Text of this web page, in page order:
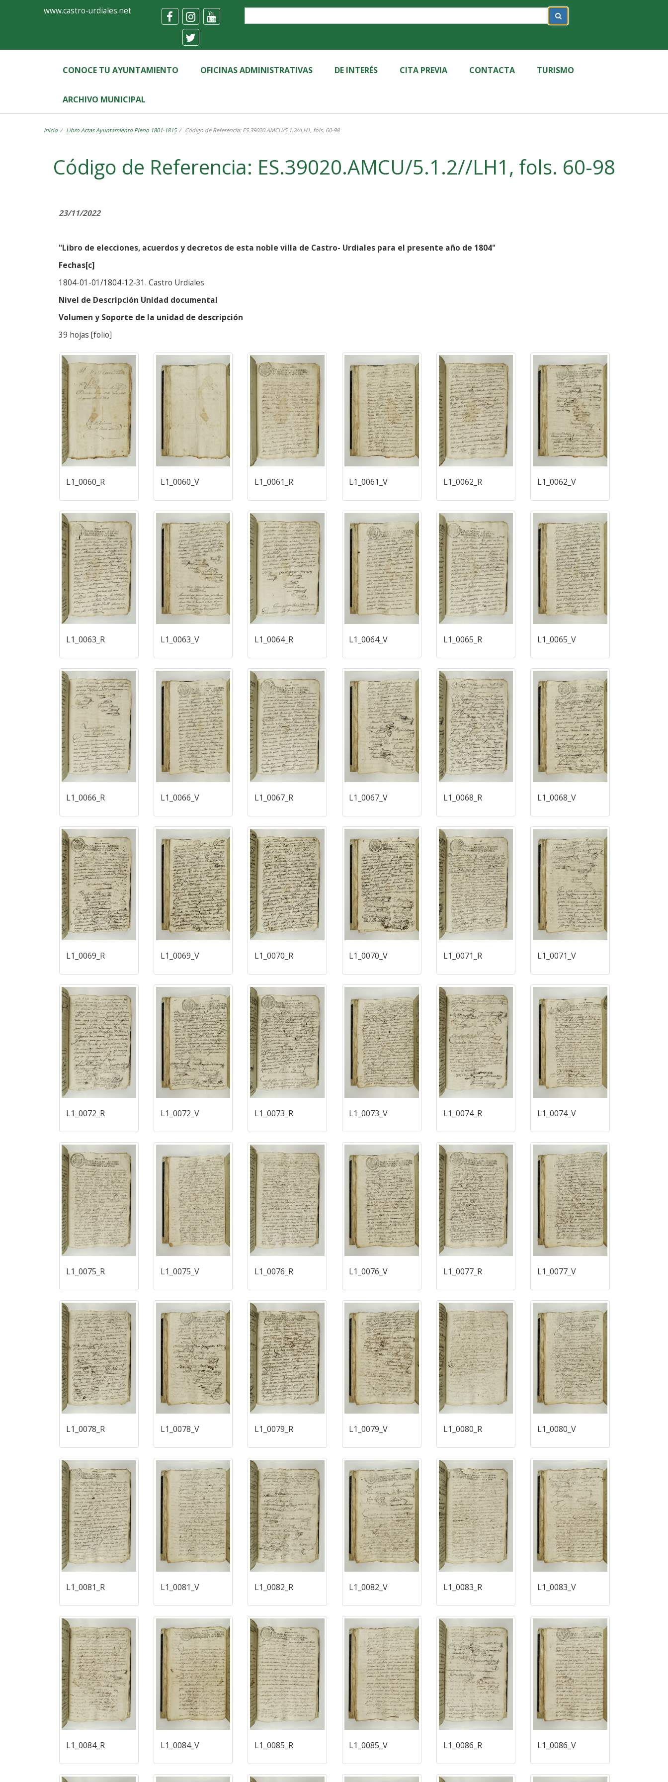
FormularioAyuntamiento
Castro-
Urdiales
www.castro-urdiales.net
CONOCE TU AYUNTAMIENTO OFICINAS ADMINISTRATIVAS DE INTERÉS CITA PREVIA CONTACTA TURISMO
ARCHIVO MUNICIPAL
Inicio Libro Actas Ayuntamiento Pleno 1801-1815 Código de Referencia: ES.39020.AMCU/5.1.2//LH1, fols. 60-98
Código de Referencia: ES.39020.AMCU/5.1.2//LH1, fols. 60-98
23/11/2022
"Libro de elecciones, acuerdos y decretos de esta noble villa de Castro- Urdiales para el presente año de 1804"
Fechas[c]
1804-01-01/1804-12-31. Castro Urdiales
Nivel de Descripción Unidad documental
Volumen y Soporte de la unidad de descripción
39 hojas [folio]
L1_0060_R L1_0060_V L1_0061_R L1_0061_V L1_0062_R L1_0062_V
L1_0063_R L1_0063_V L1_0064_R L1_0064_V L1_0065_R L1_0065_V
L1_0066_R L1_0066_V L1_0067_R L1_0067_V L1_0068_R L1_0068_V
L1_0069_R L1_0069_V L1_0070_R L1_0070_V L1_0071_R L1_0071_V
L1_0072_R L1_0072_V L1_0073_R L1_0073_V L1_0074_R L1_0074_V
L1_0075_R L1_0075_V L1_0076_R L1_0076_V L1_0077_R L1_0077_V
L1_0078_R L1_0078_V L1_0079_R L1_0079_V L1_0080_R L1_0080_V
L1_0081_R L1_0081_V L1_0082_R L1_0082_V L1_0083_R L1_0083_V
L1_0084_R L1_0084_V L1_0085_R L1_0085_V L1_0086_R L1_0086_V